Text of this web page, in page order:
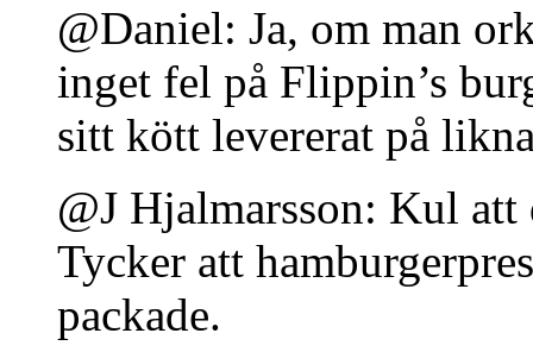
@Daniel: Ja, om man
inget fel på Flippin’s
sitt kött levererat på
@J Hjalmarsson: Kul
Tycker att
packade.